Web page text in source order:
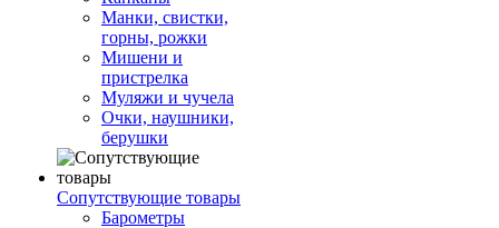
Манки, свистки,
горны, рожки
Мишени и
пристрелка
Муляжи и чучела
Очки, наушники,
берушки
Сопутствующие товары
Барометры